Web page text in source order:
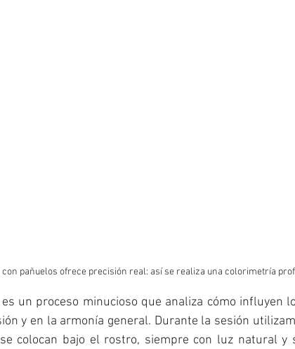
pañuelos ofrece precisión real: así se realiza una colorimetría
un proceso minucioso que analiza cómo influyen
y en la armonía general. Durante la sesión
colocan bajo el rostro, siempre con luz natural y